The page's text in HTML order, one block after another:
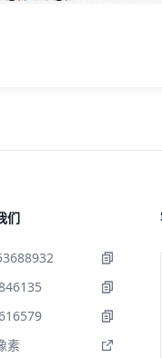
们
素